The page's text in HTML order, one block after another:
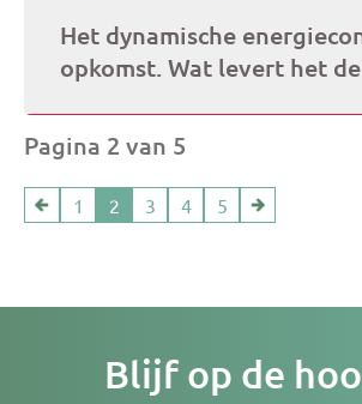
Het dynamische
opkomst. Wat levert het
Pagina 2 van 5
1 2 3 4 5
Blijf op de